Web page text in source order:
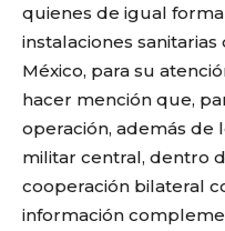
quienes de igual
instalaciones sanitarias
México, para su
hacer mención que,
operación, además de
militar central, dentro
cooperación bilateral
información